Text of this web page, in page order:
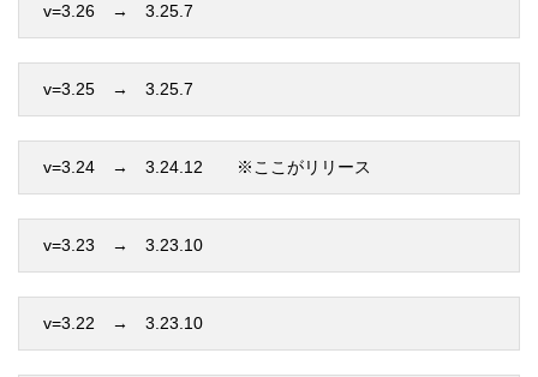
v=3.26　→　3.25.7
v=3.25　→　3.25.7
v=3.24　→　3.24.12　　※ここがリリース
v=3.23　→　3.23.10
v=3.22　→　3.23.10